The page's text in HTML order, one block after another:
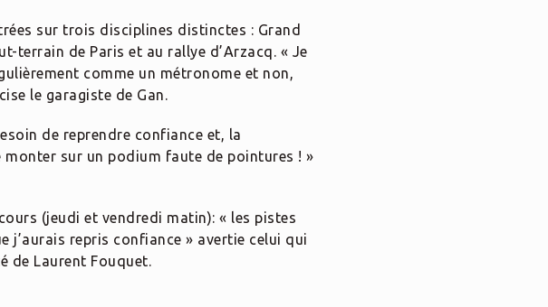
sur trois disciplines distinctes : Grand
terrain de Paris et au rallye d’Arzacq. « Je
comme un métronome et non,
le garagiste de Gan.
de reprendre confiance et, la
monter sur un podium faute de pointures ! »
(jeudi et vendredi matin): « les pistes
j’aurais repris confiance » avertie celui qui
de Laurent Fouquet.